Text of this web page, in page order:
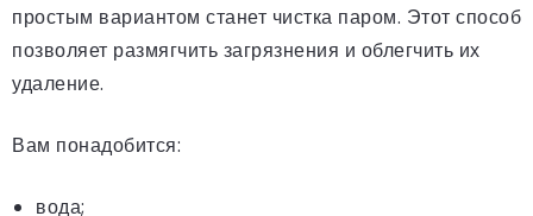
простым вариантом станет чистка паром. Этот способ
позволяет размягчить загрязнения и облегчить их
удаление.
Вам понадобится:
вода;